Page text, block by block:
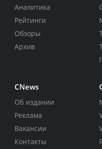
Аналитика
Рейтинги
Обзоры
Архив
CNews
Об издании
Реклама
Вакансии
Контакты